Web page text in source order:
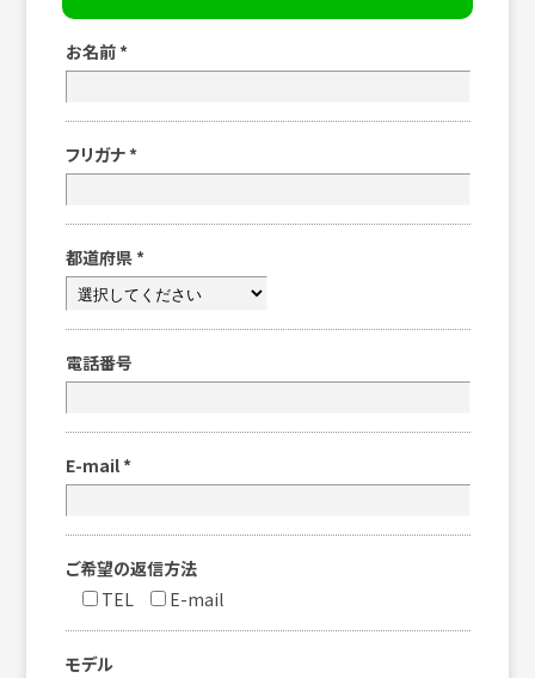
お名前 *
フリガナ *
都道府県 *
電話番号
E-mail *
ご希望の返信方法
TEL
E-mail
モデル